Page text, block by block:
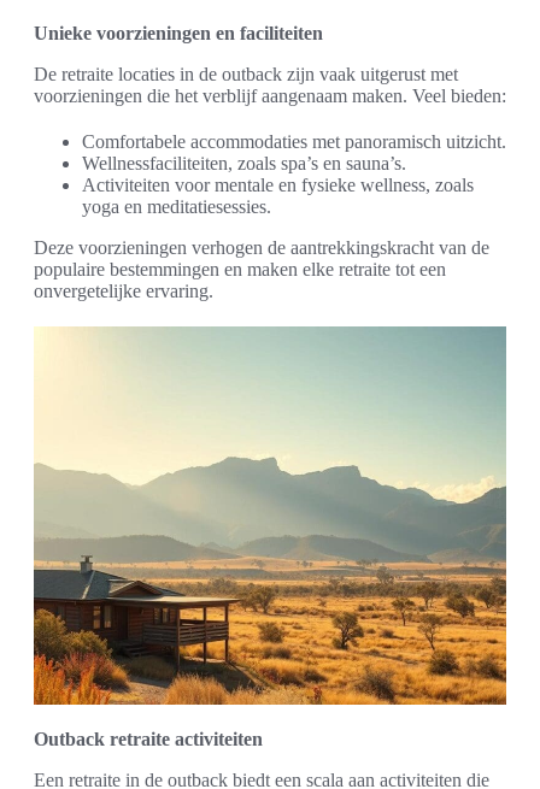
Unieke voorzieningen en faciliteiten
De retraite locaties in de outback zijn vaak uitgerust met
voorzieningen die het verblijf aangenaam maken. Veel bieden:
Comfortabele accommodaties met panoramisch uitzicht.
Wellnessfaciliteiten, zoals spa’s en sauna’s.
Activiteiten voor mentale en fysieke wellness, zoals
yoga en meditatiesessies.
Deze voorzieningen verhogen de aantrekkingskracht van de
populaire bestemmingen en maken elke retraite tot een
onvergetelijke ervaring.
Outback retraite activiteiten
Een retraite in de outback biedt een scala aan activiteiten die